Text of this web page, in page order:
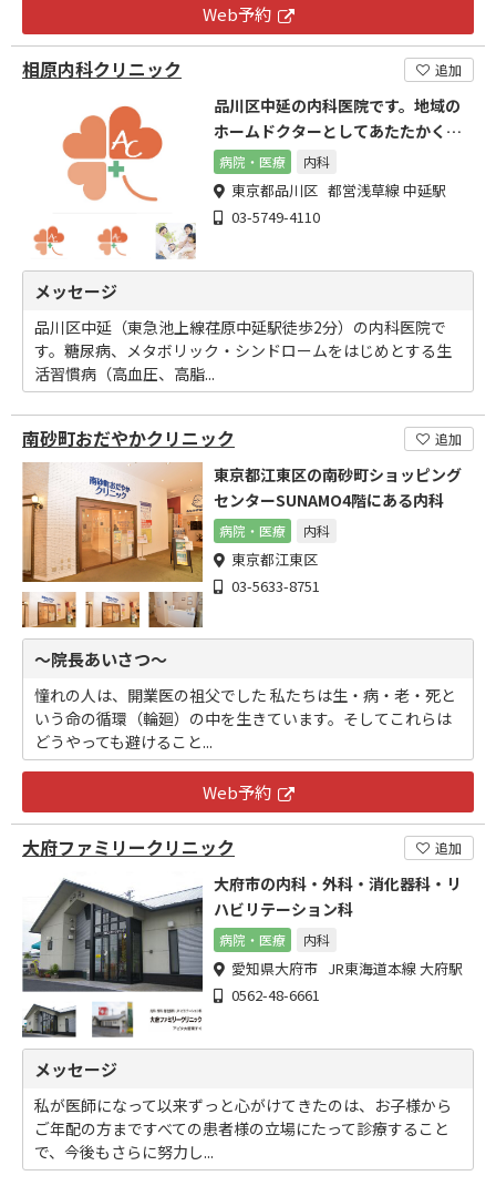
Web予約
相原内科クリニック 追加
品川区中延の内科医院です。地域の
ホームドクターとしてあたたかくて
高医療をご提供します。
病院・医療 内科
東京都品川区 都営浅草線 中延駅
03-5749-4110
メッセージ
品川区中延（東急池上線荏原中延駅徒歩2分）の内科医院で
す。糖尿病、メタボリック・シンドロームをはじめとする生
活習慣病（高血圧、高脂...
南砂町おだやかクリニック 追加
東京都江東区の南砂町ショッピング
センターSUNAMO4階にある内科
病院・医療 内科
東京都江東区
03-5633-8751
～院長あいさつ～
憧れの人は、開業医の祖父でした 私たちは生・病・老・死と
いう命の循環（輪廻）の中を生きています。そしてこれらは
どうやっても避けること...
Web予約
大府ファミリークリニック 追加
大府市の内科・外科・消化器科・リ
ハビリテーション科
病院・医療 内科
愛知県大府市 JR東海道本線 大府駅
0562-48-6661
メッセージ
私が医師になって以来ずっと心がけてきたのは、お子様から
ご年配の方まですべての患者様の立場にたって診療すること
で、今後もさらに努力し...